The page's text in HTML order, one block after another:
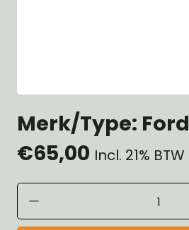
Merk/Type:
€65,00 Incl. 21% BTW